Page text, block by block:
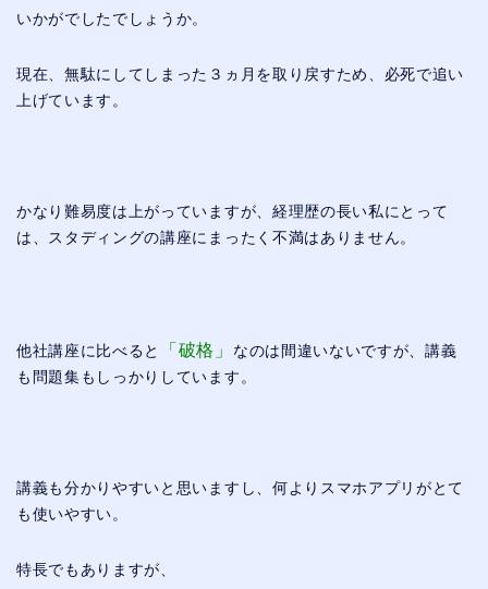
いかがでしたでしょうか。
現在、無駄にしてしまった３ヵ月を取り戻すため、必死で追い
上げています。
かなり難易度は上がっていますが、経理歴の長い私にとって
は、スタディングの講座にまったく不満はありません。
他社講座に比べると 「破格」
なのは間違いないですが、講義
も問題集もしっかりしています。
講義も分かりやすいと思いますし、何よりスマホアプリがとて
も使いやすい。
特長でもありますが、